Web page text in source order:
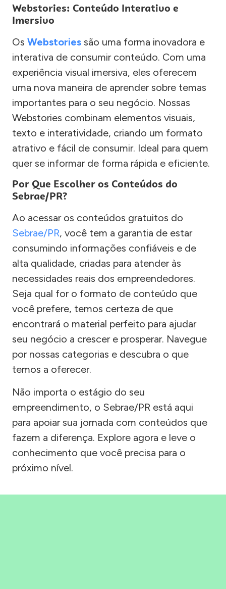
Webstories: Conteúdo Interativo e
Imersivo
Os Webstories são uma forma inovadora e
interativa de consumir conteúdo. Com uma
experiência visual imersiva, eles oferecem
uma nova maneira de aprender sobre temas
importantes para o seu negócio. Nossas
Webstories combinam elementos visuais,
texto e interatividade, criando um formato
atrativo e fácil de consumir. Ideal para quem
quer se informar de forma rápida e eficiente.
Por Que Escolher os Conteúdos do
Sebrae/PR?
Ao acessar os conteúdos gratuitos do
Sebrae/PR, você tem a garantia de estar
consumindo informações confiáveis e de
alta qualidade, criadas para atender às
necessidades reais dos empreendedores.
Seja qual for o formato de conteúdo que
você prefere, temos certeza de que
encontrará o material perfeito para ajudar
seu negócio a crescer e prosperar. Navegue
por nossas categorias e descubra o que
temos a oferecer.
Não importa o estágio do seu
empreendimento, o Sebrae/PR está aqui
para apoiar sua jornada com conteúdos que
fazem a diferença. Explore agora e leve o
conhecimento que você precisa para o
próximo nível.